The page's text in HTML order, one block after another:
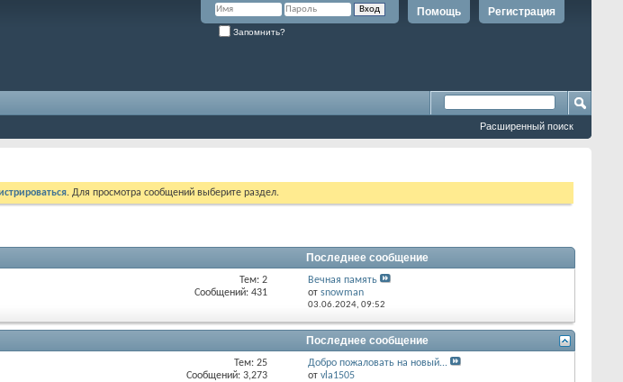
Регистрация
Помощь
Запомнить?
Расширенный поиск
. Для просмотра сообщений выберите раздел.
Последнее сообщение
Тем: 2
Сообщений: 431
Вечная память
от snowman
03.06.2024, 09:52
Последнее сообщение
Тем: 25
Сообщений: 3,273
Добро пожаловать на новый...
от vla1505